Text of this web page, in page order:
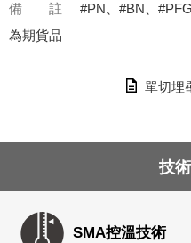
備 註
#PN、#BN、
為期貨品
單切埋
技
SMA控溫技術